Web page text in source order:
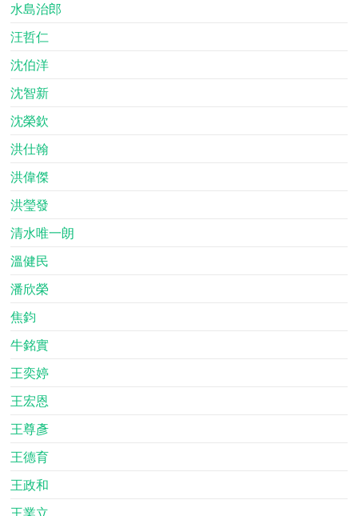
水島治郎
汪哲仁
沈伯洋
沈智新
沈榮欽
洪仕翰
洪偉傑
洪瑩發
清水唯一朗
溫健民
潘欣榮
焦鈞
牛銘實
王奕婷
王宏恩
王尊彥
王德育
王政和
王業立